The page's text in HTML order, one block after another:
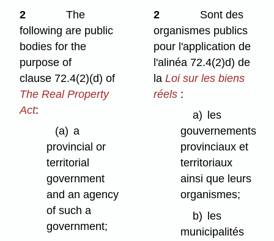
2
The
following are public
bodies for the
purpose of
clause 72.4(2)⁠(d) of
The Real Property
Act:
(a) a
provincial or
territorial
government
and an agency
of such a
government;
2
Sont des
organismes publics
pour l'application de
l'alinéa 72.4(2)d) de
laLoi sur les biens
réels :
a)
les
gouvernements
provinciaux et
territoriaux
ainsi que leurs
organismes;
b)
les
municipalités